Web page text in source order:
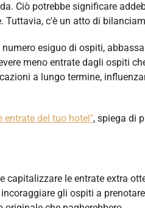
Ciò potrebbe significare
Tuttavia, c'è un atto di
esiguo di ospiti,
meno entrate dagli ospiti
a lungo termine,
entrate del tuo hotel", spiega di
capitalizzare le entrate extra
gli ospiti a